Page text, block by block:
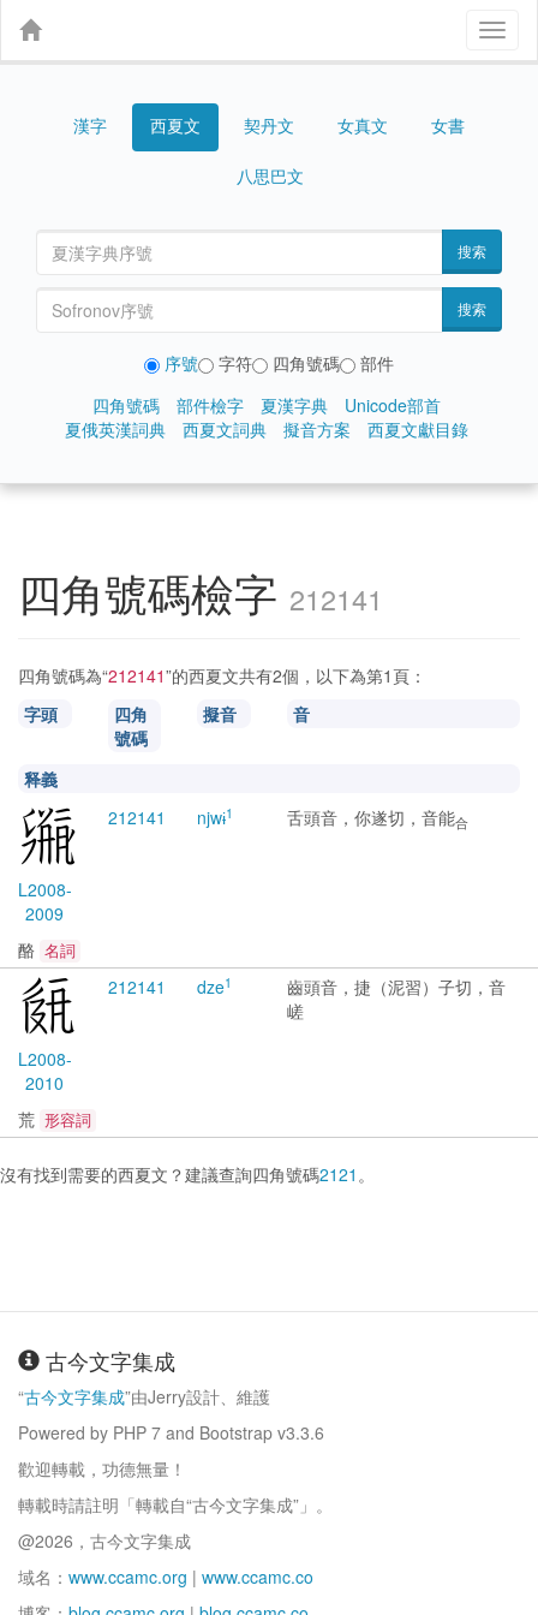
漢字 西夏文 契丹文 女真文 女書
八思巴文
搜索
搜索
序號 字符 四角號碼
部件
四角號碼
部件檢字 夏漢字典
Unicode部首
夏俄英漢詞典
西夏文詞典 擬音方案 西夏文獻目錄
四角號碼檢字 212141
四角號碼為“212141”的西夏文共有2個，以下為第1頁：
字頭
四角
號碼
擬音 音
释義
L2008-
2009
212141 njwɨ1 舌頭音，你遂切，音能合
酪 名詞
L2008-
2010
212141 dze1
齒頭音，捷（泥習）子切，音
嵯
荒 形容詞
沒有找到需要的西夏文？建議查詢四角號碼2121 。
古今文字集成
“古今文字集成”由Jerry設計、維護
Powered by PHP 7 and Bootstrap v3.3.6
歡迎轉載，功德無量！
轉載時請註明「轉載自“古今文字集成”」。
@2026，古今文字集成
域名： www.ccamc.org | www.ccamc.co